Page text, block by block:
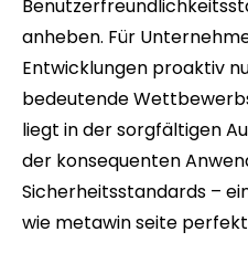
anheben. Für
Entwicklungen proaktiv
bedeutende
liegt in der sorgfältigen
der konsequenten
Sicherheitsstandards –
wie metawin seite